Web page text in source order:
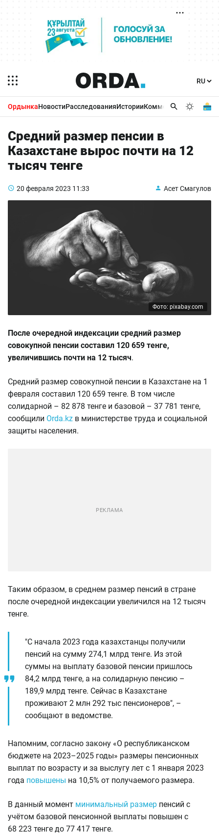
ОрдынкаНовостиРасследованияИсторииКомментарииБизнес
Средний размер пенсии в
Казахстане вырос почти на 12
тысяч тенге
20 февраля 2023 11:33 Асет Смагулов
Фото: pixabay.com
После очередной индексации средний размер
совокупной пенсии составил 120 659 тенге,
увеличившись почти на 12 тысяч.
Средний размер совокупной пенсии в Казахстане на 1
февраля составил 120 659 тенге. В том числе
солидарной – 82 878 тенге и базовой – 37 781 тенге,
сообщили Orda.kz в министерстве труда и социальной
защиты населения.
Таким образом, в среднем размер пенсий в стране
после очередной индексации увеличился на 12 тысяч
тенге.
"С начала 2023 года казахстанцы получили
пенсий на сумму 274,1 млрд тенге. Из этой
суммы на выплату базовой пенсии пришлось
84,2 млрд тенге, а на солидарную пенсию –
189,9 млрд тенге. Сейчас в Казахстане
проживают 2 млн 292 тыс пенсионеров", –
сообщают в ведомстве.
Напомним, согласно закону «О республиканском
бюджете на 2023–2025 годы» размеры пенсионных
выплат по возрасту и за выслугу лет с 1 января 2023
года повышены на 10,5% от получаемого размера.
В данный момент минимальный размер пенсий с
учётом базовой пенсионной выплаты повышен с
68 223 тенге до 77 417 тенге.